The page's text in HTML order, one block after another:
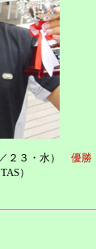
２３・水） 優勝
）